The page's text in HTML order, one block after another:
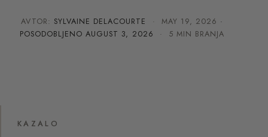
AVTOR: SYLVAINE DELACOURTE · MAY 19, 2026 ·
POSODOBLJENOAUGUST 3, 2026 · 5 MIN BRANJA
KAZALO